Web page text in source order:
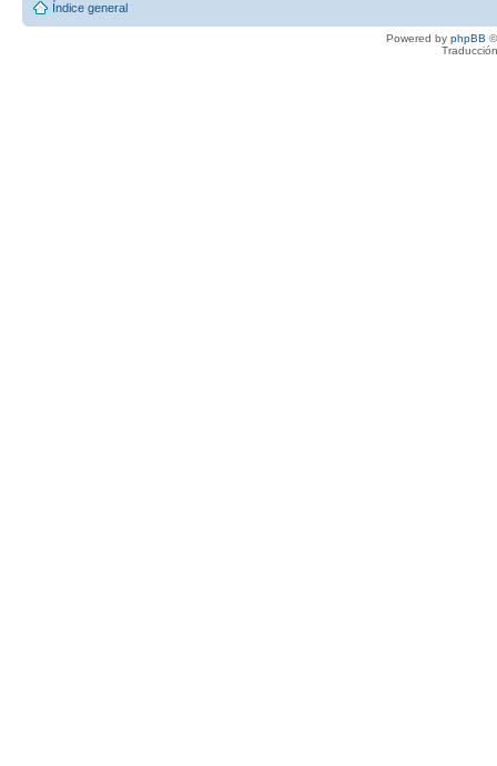
Índice general
Powered by phpBB